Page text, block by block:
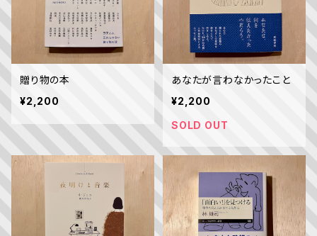
贈り物の本
¥2,200
あなたが言わなかったこと
¥2,200
SOLD OUT